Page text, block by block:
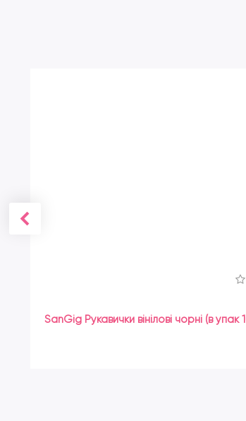
SanGig Рукавички вінілові чорні (в упак